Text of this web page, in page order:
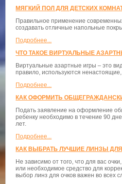
МЯГКИЙ ПОЛ ДЛЯ ДЕТСКИХ
Правильное применение
создавать отличные напольные
Подробнее...
ЧТО ТАКОЕ ВИРТУАЛЬНЫЕ
Виртуальные азартные игры – это
правило, используются ненастоящие,
Подробнее...
КАК ОФОРМИТЬ
Подать заявление на оформление
ребенку необходимо в течение 90
лет.
Подробнее...
КАК ВЫБРАТЬ ЛУЧШИЕ ЛИНЗЫ
Не зависимо от того, что для вас
или необходимое средство для
выбор линз для очков важен во всех